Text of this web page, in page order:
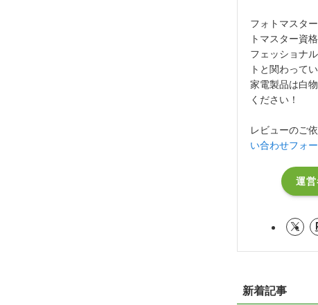
フォトマスタ
トマスター資
フェッショナ
トと関わってい
家電製品は白
ください！
レビューのご
い合わせフォ
運
新着記事